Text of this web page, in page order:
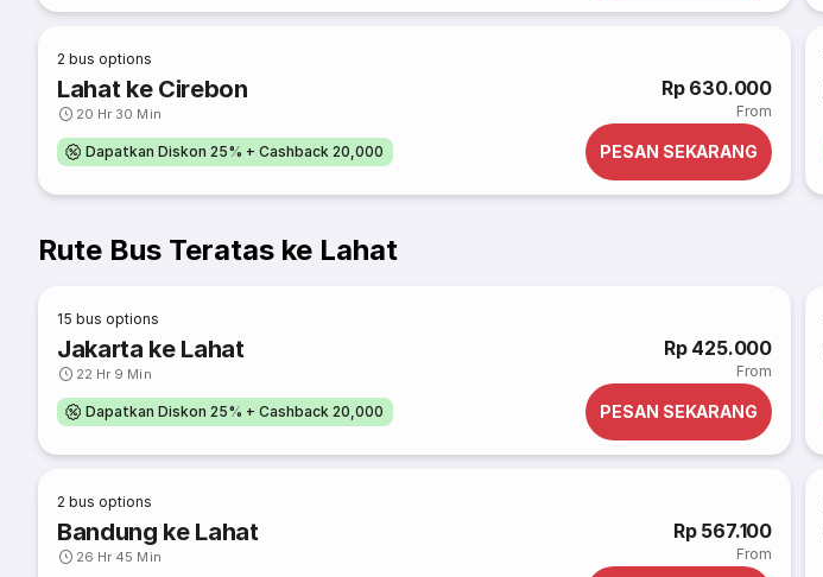
2 bus options
Lahat ke Cirebon
20 Hr 30 Min
Rp 630.000
From
Dapatkan Diskon 25% + Cashback 20,000 PESAN SEKARANG
Rute Bus Teratas ke Lahat
15 bus options
Jakarta ke Lahat
22 Hr 9 Min
Rp 425.000
From
Dapatkan Diskon 25% + Cashback 20,000 PESAN SEKARANG
2 bus options
Bandung ke Lahat
26 Hr 45 Min
Rp 567.100
From